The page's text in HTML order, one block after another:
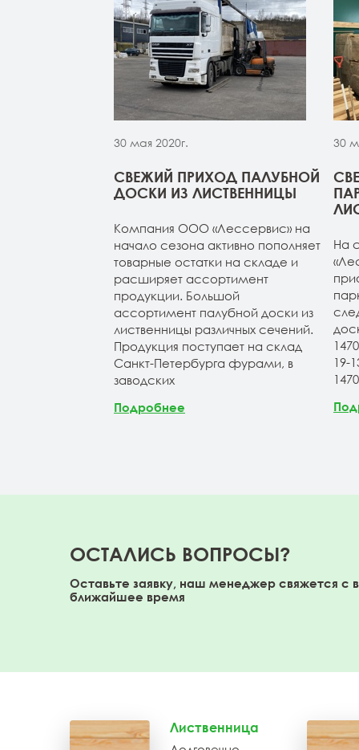
30 мая 2020г.
СВЕЖИЙ ПРИХОД ПАЛУБНОЙ
ДОСКИ ИЗ ЛИСТВЕННИЦЫ
Компания ООО «Лессервис» на
начало сезона активно пополняет
товарные остатки на складе и
расширяет ассортимент
продукции. Большой
ассортимент палубной доски из
лиственницы различных сечений.
Продукция поступает на склад
Санкт-Петербурга фурами, в
заводских
Подробнее
30
На
19-
ОСТАЛИСЬ ВОПРОСЫ?
Оставьте заявку, наш менеджер свяжется с
ближайшее время
Лиственница